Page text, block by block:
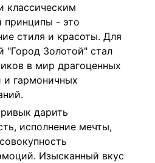
классическим
принципы - это
стиля и красоты. Для
"Город Золотой" стал
в мир драгоценных
гармоничных
дарить
исполнение мечты,
Изысканный вкус